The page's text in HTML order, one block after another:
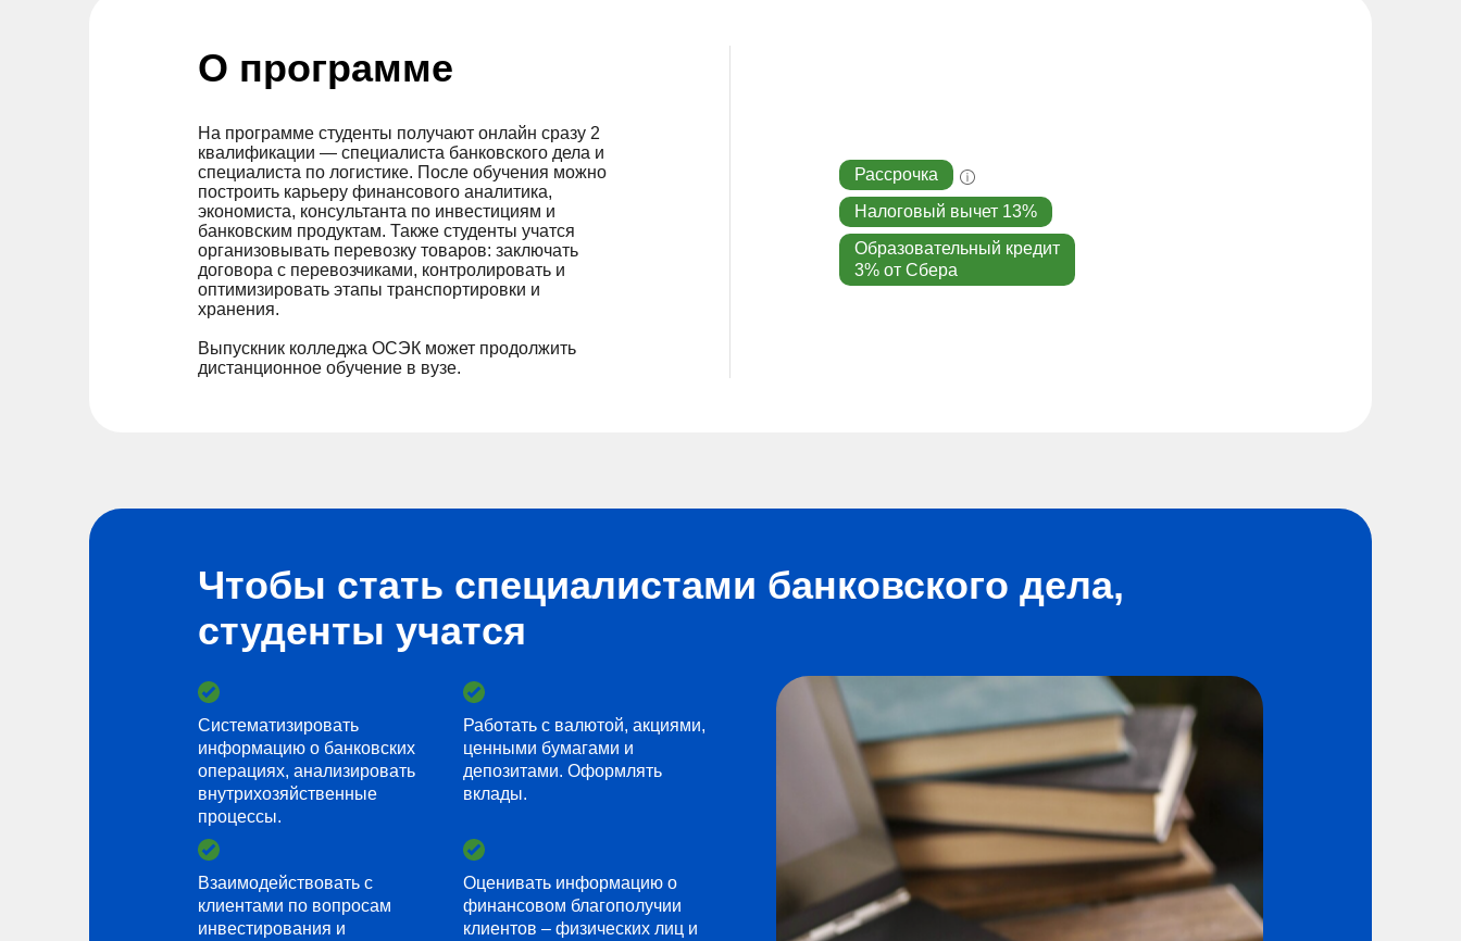
О программе
На программе студенты получают онлайн сразу 2
квалификации — специалиста банковского дела и
специалиста по логистике. После обучения можно
построить карьеру финансового аналитика,
экономиста, консультанта по инвестициям и
банковским продуктам. Также студенты учатся
организовывать перевозку товаров: заключать
договора с перевозчиками, контролировать и
оптимизировать этапы транспортировки и
хранения.
Выпускник колледжа ОСЭК может продолжить
дистанционное обучение в вузе.
Рассрочка
Налоговый вычет 13%
Образовательный кредит
3% от Сбера
Чтобы стать специалистами банковского дела,
студенты учатся
Систематизировать
информацию о банковских
операциях, анализировать
внутрихозяйственные
процессы.
Работать с валютой, акциями,
ценными бумагами и
депозитами. Оформлять
вклады.
Взаимодействовать с
клиентами по вопросам
инвестирования и
Оценивать информацию о
финансовом благополучии
клиентов – физических лиц и